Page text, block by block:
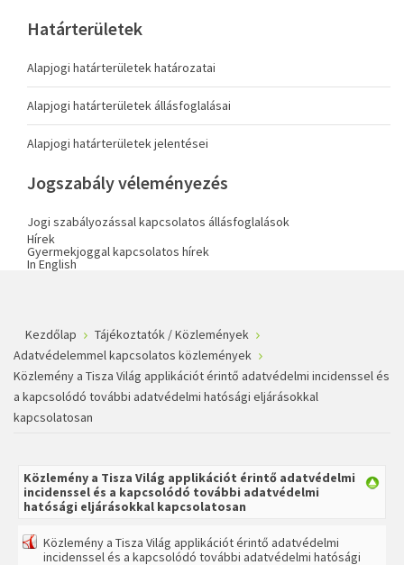
Határterületek
Alapjogi határterületek határozatai
Alapjogi határterületek állásfoglalásai
Alapjogi határterületek jelentései
Jogszabály véleményezés
Jogi szabályozással kapcsolatos állásfoglalások
Hírek
Gyermekjoggal kapcsolatos hírek
In English
Kezdőlap
Tájékoztatók / Közlemények
Adatvédelemmel kapcsolatos közlemények
Közlemény a Tisza Világ applikációt érintő adatvédelmi incidenssel és
a kapcsolódó további adatvédelmi hatósági eljárásokkal
kapcsolatosan
Közlemény a Tisza Világ applikációt érintő adatvédelmi
incidenssel és a kapcsolódó további adatvédelmi
hatósági eljárásokkal kapcsolatosan
Közlemény a Tisza Világ applikációt érintő adatvédelmi
incidenssel és a kapcsolódó további adatvédelmi hatósági